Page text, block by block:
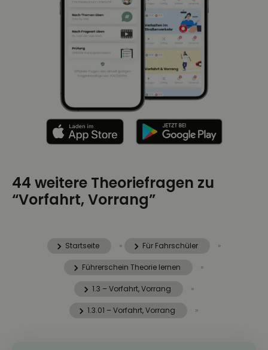
44 weitere Theoriefragen zu
“Vorfahrt, Vorrang”
Startseite » Für Fahrschüler »
Führerschein Theorie lernen »
1.3 – Vorfahrt, Vorrang »
1.3.01 – Vorfahrt, Vorrang »